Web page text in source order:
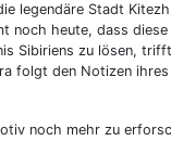
legendäre Stadt
noch heute, dass
Sibiriens zu lösen,
folgt den Notizen
noch mehr zu